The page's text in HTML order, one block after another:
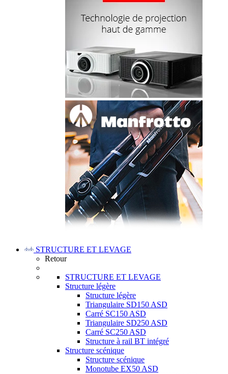
STRUCTURE ET LEVAGE
Retour
STRUCTURE ET LEVAGE
Structure légère
Structure légère
Triangulaire SD150 ASD
Carré SC150 ASD
Triangulaire SD250 ASD
Carré SC250 ASD
Structure à rail BT intégré
Structure scénique
Structure scénique
Monotube EX50 ASD